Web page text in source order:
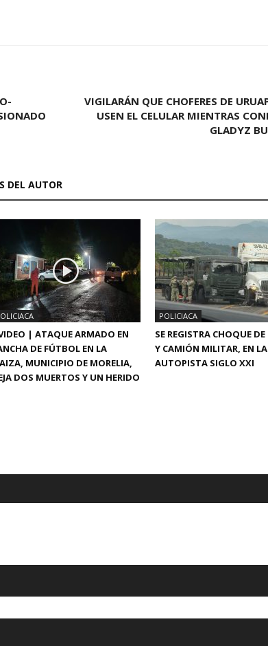
VIGILARÁN QUE CHOFERES DE
USEN EL CELULAR MIENTRAS
GLADYZ
DEL AUTOR
| ATAQUE ARMADO EN
DE FÚTBOL EN LA
MUNICIPIO DE MORELIA,
DOS MUERTOS Y UN HERIDO
POLICIACA
SE REGISTRA CHOQUE DE
Y CAMIÓN MILITAR, EN LA
AUTOPISTA SIGLO XXI